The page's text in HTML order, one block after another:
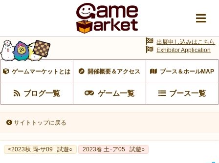
ゲームマーケットとは 開催概要＆アクセス ブース＆ホールMAP
ブログ一覧 ゲーム一覧 ブース一覧
出展申し込みはこちら
Exhibitor Application
サイトトップに戻る
<2023秋 両-サ09 試遊○ 2023春 土ｰア05 試遊○